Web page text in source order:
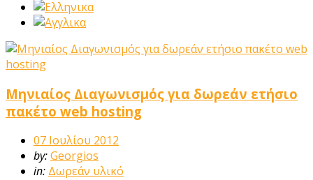
Μηνιαίος Διαγωνισμός για δωρεάν ετήσιο
πακέτο web hosting
07 Ιουλίου 2012
by:Georgios
in: Δωρεάν υλικό